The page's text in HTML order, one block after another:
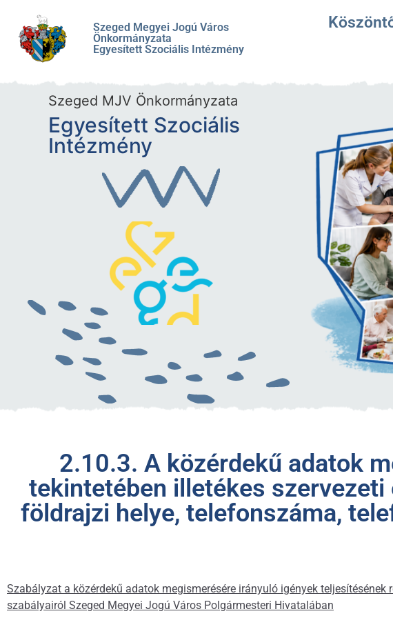
Szeged Megyei Jogú Város
Önkormányzata
Egyesített Szociális Intézmény
Szeged MJV Önkormányzata
Egyesített Szociális
Intézmény
2.10.3. A közérdekű adatok
tekintetében illetékes
földrajzi helye, telefonszáma,
Szabályzat a közérdekű adatok megismerésére irányuló igények
szabályairól Szeged Megyei Jogú Város Polgármesteri Hivatalában